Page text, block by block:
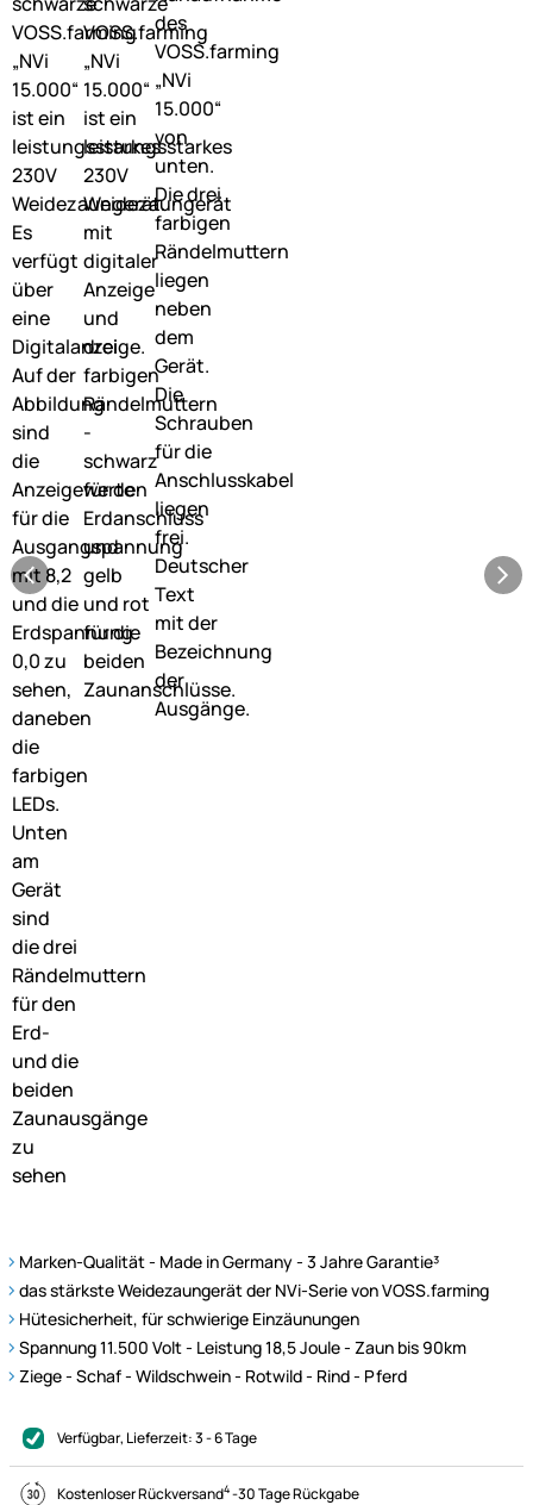
Marken-Qualität - Made in Germany - 3 Jahre Garantie³
das stärkste Weidezaungerät der NVi-Serie von VOSS.farming
Hütesicherheit, für schwierige Einzäunungen
Spannung 11.500 Volt - Leistung 18,5 Joule - Zaun bis 90km
Ziege - Schaf - Wildschwein - Rotwild - Rind - Pferd
Verfügbar, Lieferzeit:3 - 6 Tage
Kostenloser Rückversand4-30 Tage Rückgabe